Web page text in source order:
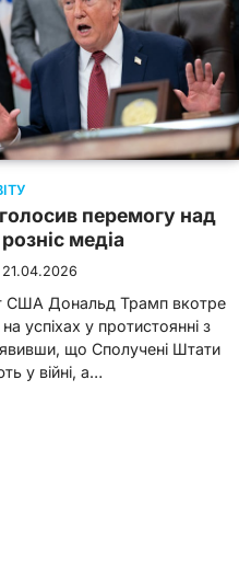
перемогу над
медіа
21.04.2026
США Дональд Трамп вкотре
успіхах у протистоянні з
що Сполучені Штати
у війні, а…